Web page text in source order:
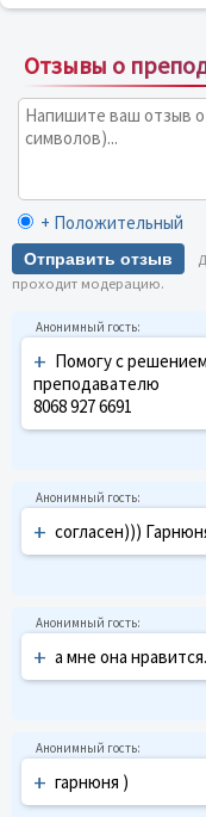
Отзывы о
+ Положительный
Отправить отзыв
проходит модерацию.
+ Помогу с
преподавателю
8068 927 6691
+ согласен)))
+ а мне она
+ гарнюня )